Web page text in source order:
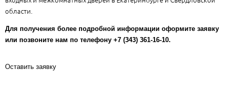
области.
Для получения более подробной информации оформите заявку
или позвоните нам по телефону +7 (343) 361-16-10.
Оставить заявку